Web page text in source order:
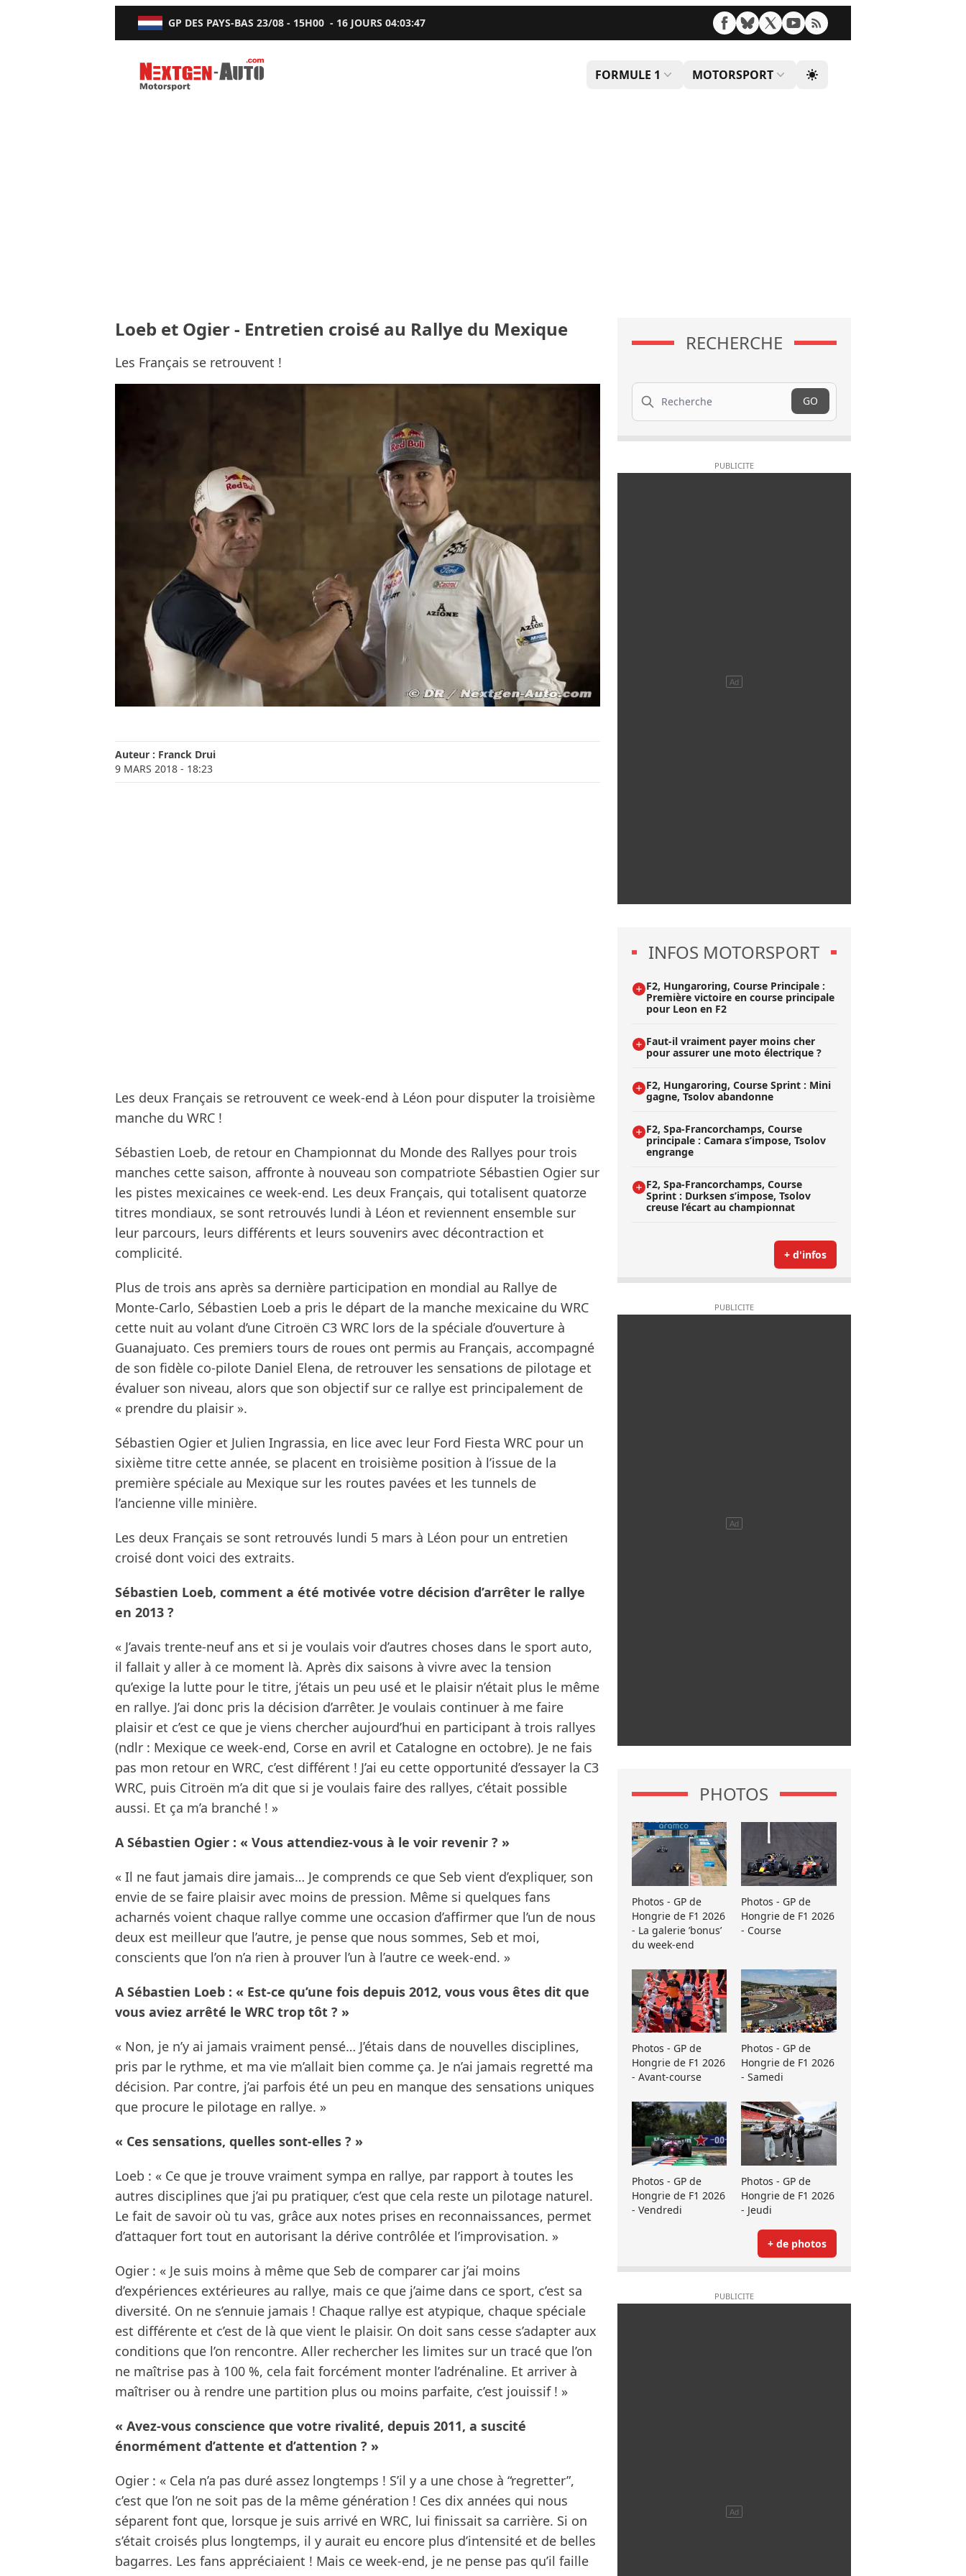
GP DES PAYS-BAS 23/08 - 15H00 - 16 JOURS04:03:47
Nextgen-Auto.com
FORMULE 1 MOTORSPORT
Loeb et Ogier - Entretien croisé au Rallye du Mexique
Les Français se retrouvent !
Auteur : Franck Drui
9 MARS 2018 - 18:23
Les deux Français se retrouvent ce week-end à Léon pour disputer la troisième
manche du WRC !
Sébastien Loeb, de retour en Championnat du Monde des Rallyes pour trois
manches cette saison, affronte à nouveau son compatriote Sébastien Ogier sur
les pistes mexicaines ce week-end. Les deux Français, qui totalisent quatorze
titres mondiaux, se sont retrouvés lundi à Léon et reviennent ensemble sur
leur parcours, leurs différents et leurs souvenirs avec décontraction et
complicité.
Plus de trois ans après sa dernière participation en mondial au Rallye de
Monte-Carlo, Sébastien Loeb a pris le départ de la manche mexicaine du WRC
cette nuit au volant d’une Citroën C3 WRC lors de la spéciale d’ouverture à
Guanajuato. Ces premiers tours de roues ont permis au Français, accompagné
de son fidèle co-pilote Daniel Elena, de retrouver les sensations de pilotage et
évaluer son niveau, alors que son objectif sur ce rallye est principalement de
« prendre du plaisir ».
Sébastien Ogier et Julien Ingrassia, en lice avec leur Ford Fiesta WRC pour un
sixième titre cette année, se placent en troisième position à l’issue de la
première spéciale au Mexique sur les routes pavées et les tunnels de
l’ancienne ville minière.
Les deux Français se sont retrouvés lundi 5 mars à Léon pour un entretien
croisé dont voici des extraits.
Sébastien Loeb, comment a été motivée votre décision d’arrêter le rallye
en 2013 ?
« J’avais trente-neuf ans et si je voulais voir d’autres choses dans le sport auto,
il fallait y aller à ce moment là. Après dix saisons à vivre avec la tension
qu’exige la lutte pour le titre, j’étais un peu usé et le plaisir n’était plus le même
en rallye. J’ai donc pris la décision d’arrêter. Je voulais continuer à me faire
plaisir et c’est ce que je viens chercher aujourd’hui en participant à trois rallyes
(ndlr : Mexique ce week-end, Corse en avril et Catalogne en octobre). Je ne fais
pas mon retour en WRC, c’est différent ! J’ai eu cette opportunité d’essayer la C3
WRC, puis Citroën m’a dit que si je voulais faire des rallyes, c’était possible
aussi. Et ça m’a branché ! »
A Sébastien Ogier : « Vous attendiez-vous à le voir revenir ? »
« Il ne faut jamais dire jamais… Je comprends ce que Seb vient d’expliquer, son
envie de se faire plaisir avec moins de pression. Même si quelques fans
acharnés voient chaque rallye comme une occasion d’affirmer que l’un de nous
deux est meilleur que l’autre, je pense que nous sommes, Seb et moi,
conscients que l’on n’a rien à prouver l’un à l’autre ce week-end. »
A Sébastien Loeb : « Est-ce qu’une fois depuis 2012, vous vous êtes dit que
vous aviez arrêté le WRC trop tôt ? »
« Non, je n’y ai jamais vraiment pensé… J’étais dans de nouvelles disciplines,
pris par le rythme, et ma vie m’allait bien comme ça. Je n’ai jamais regretté ma
décision. Par contre, j’ai parfois été un peu en manque des sensations uniques
que procure le pilotage en rallye. »
« Ces sensations, quelles sont-elles ? »
Loeb : « Ce que je trouve vraiment sympa en rallye, par rapport à toutes les
autres disciplines que j’ai pu pratiquer, c’est que cela reste un pilotage naturel.
Le fait de savoir où tu vas, grâce aux notes prises en reconnaissances, permet
d’attaquer fort tout en autorisant la dérive contrôlée et l’improvisation. »
Ogier : « Je suis moins à même que Seb de comparer car j’ai moins
d’expériences extérieures au rallye, mais ce que j’aime dans ce sport, c’est sa
diversité. On ne s’ennuie jamais ! Chaque rallye est atypique, chaque spéciale
est différente et c’est de là que vient le plaisir. On doit sans cesse s’adapter aux
conditions que l’on rencontre. Aller rechercher les limites sur un tracé que l’on
ne maîtrise pas à 100 %, cela fait forcément monter l’adrénaline. Et arriver à
maîtriser ou à rendre une partition plus ou moins parfaite, c’est jouissif ! »
« Avez-vous conscience que votre rivalité, depuis 2011, a suscité
énormément d’attente et d’attention ? »
Ogier : « Cela n’a pas duré assez longtemps ! S’il y a une chose à “regretter”,
c’est que l’on ne soit pas de la même génération ! Ces dix années qui nous
séparent font que, lorsque je suis arrivé en WRC, lui finissait sa carrière. Si on
s’était croisés plus longtemps, il y aurait eu encore plus d’intensité et de belles
bagarres. Les fans appréciaient ! Mais ce week-end, je ne pense pas qu’il faille
RECHERCHE
Recherche
GO
INFOS MOTORSPORT
F2, Hungaroring, Course Principale :
Première victoire en course principale
pour Leon en F2
Faut-il vraiment payer moins cher
pour assurer une moto électrique ?
F2, Hungaroring, Course Sprint : Mini
gagne, Tsolov abandonne
F2, Spa-Francorchamps, Course
principale : Camara s’impose, Tsolov
engrange
F2, Spa-Francorchamps, Course
Sprint : Durksen s’impose, Tsolov
creuse l’écart au championnat
+ d'infos
PHOTOS
Photos - GP de
Hongrie de F1 2026
- La galerie ’bonus’
du week-end
Photos - GP de
Hongrie de F1 2026
- Course
Photos - GP de
Hongrie de F1 2026
- Avant-course
Photos - GP de
Hongrie de F1 2026
- Samedi
Photos - GP de
Hongrie de F1 2026
- Vendredi
Photos - GP de
Hongrie de F1 2026
- Jeudi
+ de photos